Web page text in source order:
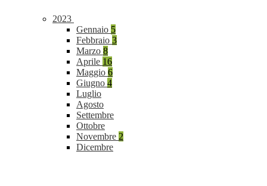
2023
Gennaio 5
Febbraio 3
Marzo 8
Aprile 16
Maggio 6
Giugno 4
Luglio
Agosto
Settembre
Ottobre
Novembre 2
Dicembre